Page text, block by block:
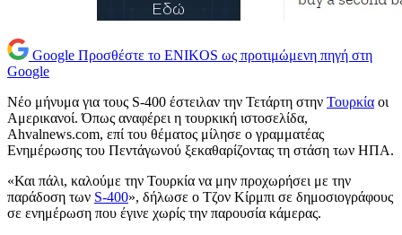
Google Προσθέστε το ENIKOS ως προτιμώμενη πηγή στη
Google
Νέο μήνυμα για τους S-400 έστειλαν την Τετάρτη στην Τουρκία οι
Αμερικανοί. Όπως αναφέρει η τουρκική ιστοσελίδα,
Ahvalnews.com, επί του θέματος μίλησε ο γραμματέας
Ενημέρωσης του Πεντάγωνού ξεκαθαρίζοντας τη στάση των ΗΠΑ.
«Και πάλι, καλούμε την Τουρκία να μην προχωρήσει με την
παράδοση των S-400», δήλωσε ο Τζον Κίρμπι σε δημοσιογράφους
σε ενημέρωση που έγινε χωρίς την παρουσία κάμερας.